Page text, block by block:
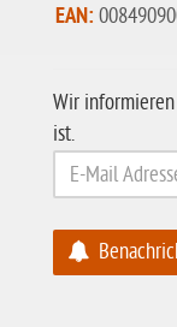
EAN:
Wir
ist.